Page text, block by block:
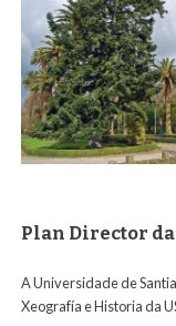
Plan Director
A Universidade de
Xeografía e Historia da